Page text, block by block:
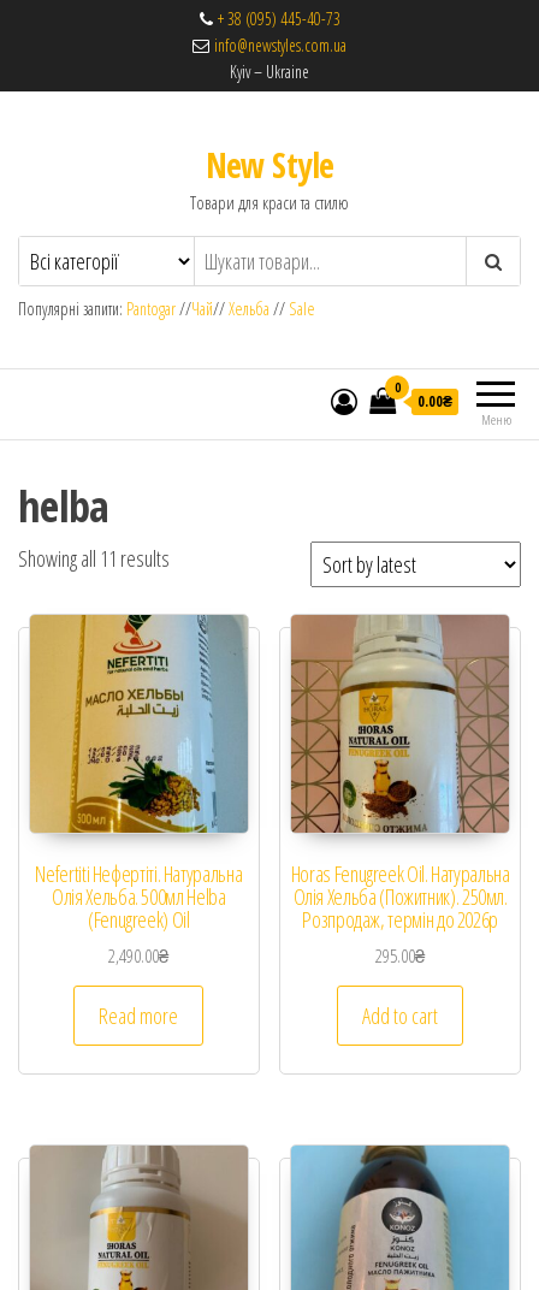
+ 38 (095) 445-40-73
info@newstyles.com.ua
Kyiv – Ukraine
New Style
Товари для краси та стилю
Популярні запити: Pantogar//Чай//Хельба // Sale
Меню
0
0.00₴
helba
Showing all 11 results
Nefertiti Нефертіті. Натуральна
Олія Хельба. 500мл Helba
(Fenugreek) Oil
2,490.00₴
Read more
Horas Fenugreek Oil. Натуральна
Олія Хельба (Пожитник). 250мл.
Розпродаж, термін до 2026р
295.00₴
Add to cart